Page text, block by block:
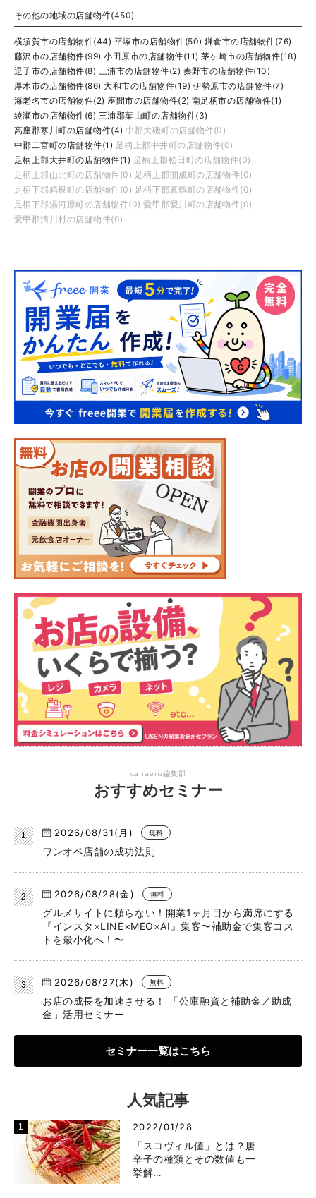
その他の地域の店舗物件(450)
横須賀市の店舗物件(44) 平塚市の店舗物件(50) 鎌倉市の店舗物件(76)
藤沢市の店舗物件(99) 小田原市の店舗物件(11) 茅ヶ崎市の店舗物件(18)
逗子市の店舗物件(8) 三浦市の店舗物件(2) 秦野市の店舗物件(10)
厚木市の店舗物件(86) 大和市の店舗物件(19) 伊勢原市の店舗物件(7)
海老名市の店舗物件(2) 座間市の店舗物件(2) 南足柄市の店舗物件(1)
綾瀬市の店舗物件(6) 三浦郡葉山町の店舗物件(3)
高座郡寒川町の店舗物件(4) 中郡大磯町の店舗物件(0)
中郡二宮町の店舗物件(1) 足柄上郡中井町の店舗物件(0)
足柄上郡大井町の店舗物件(1) 足柄上郡松田町の店舗物件(0)
足柄上郡山北町の店舗物件(0) 足柄上郡開成町の店舗物件(0)
足柄下郡箱根町の店舗物件(0) 足柄下郡真鶴町の店舗物件(0)
足柄下郡湯河原町の店舗物件(0) 愛甲郡愛川町の店舗物件(0)
愛甲郡清川村の店舗物件(0)
canaeru編集部
おすすめセミナー
2026/08/31(月) 無料
ワンオペ店舗の成功法則
2026/08/28(金) 無料
グルメサイトに頼らない！開業1ヶ月目から満席にする
『インスタ×LINE×MEO×AI』集客〜補助金で集客コス
トを最小化へ！〜
2026/08/27(木) 無料
お店の成長を加速させる！ 「公庫融資と補助金／助成
金」活用セミナー
セミナー一覧はこちら
人気記事
2022/01/28
「スコヴィル値」とは？唐
辛子の種類とその数値も一
挙解…